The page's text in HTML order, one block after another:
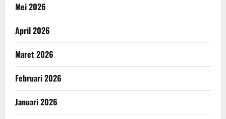
Mei 2026
April 2026
Maret 2026
Februari 2026
Januari 2026